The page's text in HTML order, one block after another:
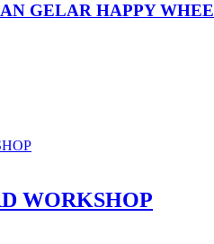
GELAR HAPPY
WORKSHOP